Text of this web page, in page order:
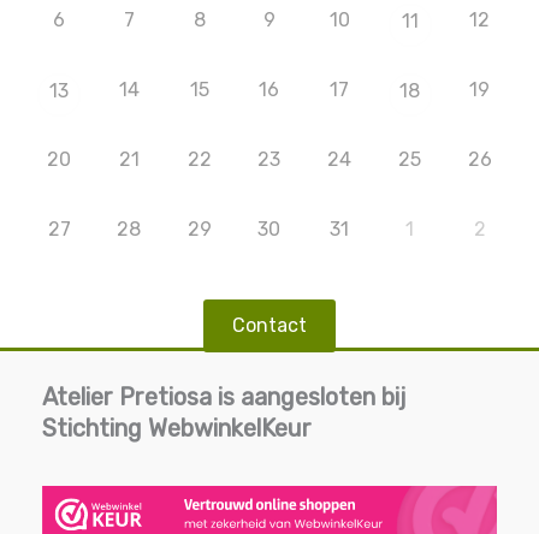
6 7 8 9 10 11 12
13 14 15 16 17 18 19
20 21 22 23 24 25 26
27 28 29 30 31 1 2
Contact
Atelier Pretiosa is aangesloten bij
Stichting WebwinkelKeur